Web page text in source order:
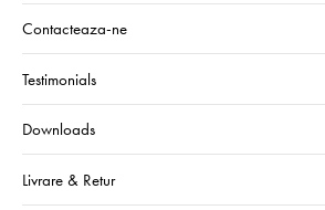
Contacteaza-ne
Testimonials
Downloads
Livrare & Retur